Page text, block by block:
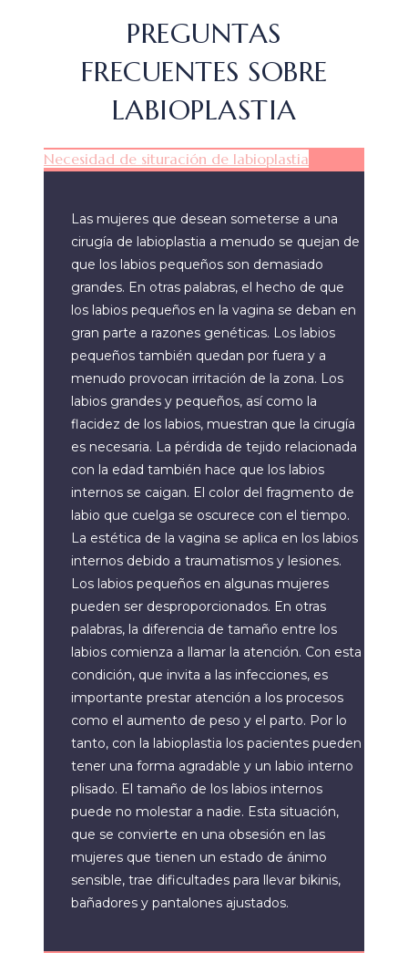
PREGUNTAS
FRECUENTES SOBRE
LABIOPLASTIA
Necesidad de situración de labioplastia
Las mujeres que desean someterse a una
cirugía de labioplastia a menudo se quejan de
que los labios pequeños son demasiado
grandes. En otras palabras, el hecho de que
los labios pequeños en la vagina se deban en
gran parte a razones genéticas. Los labios
pequeños también quedan por fuera y a
menudo provocan irritación de la zona. Los
labios grandes y pequeños, así como la
flacidez de los labios, muestran que la cirugía
es necesaria. La pérdida de tejido relacionada
con la edad también hace que los labios
internos se caigan. El color del fragmento de
labio que cuelga se oscurece con el tiempo.
La estética de la vagina se aplica en los labios
internos debido a traumatismos y lesiones.
Los labios pequeños en algunas mujeres
pueden ser desproporcionados. En otras
palabras, la diferencia de tamaño entre los
labios comienza a llamar la atención. Con esta
condición, que invita a las infecciones, es
importante prestar atención a los procesos
como el aumento de peso y el parto. Por lo
tanto, con la labioplastia los pacientes pueden
tener una forma agradable y un labio interno
plisado. El tamaño de los labios internos
puede no molestar a nadie. Esta situación,
que se convierte en una obsesión en las
mujeres que tienen un estado de ánimo
sensible, trae dificultades para llevar bikinis,
bañadores y pantalones ajustados.